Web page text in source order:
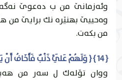
وئه‌زمانێ من ب ده‌عوێ
وه‌حییێ بهنێره‌ نك برايێ من
من بكه‌ت.
{ 14 } { وَلَهُمْ عَلَيَّ ذَنْبٌ فَأَخَافُ أَنْ يَقْتُلُونِ }
ووان تۆله‌ك ل سه‌ر من